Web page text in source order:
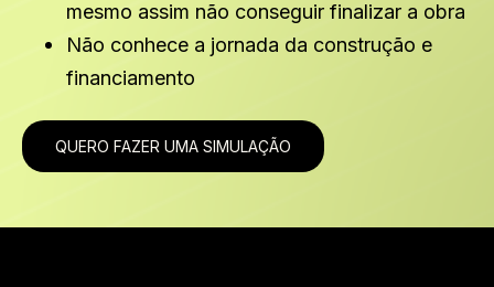
mesmo assim não conseguir finalizar a obra
Não conhece a jornada da construção e
financiamento
QUERO FAZER UMA SIMULAÇÃO